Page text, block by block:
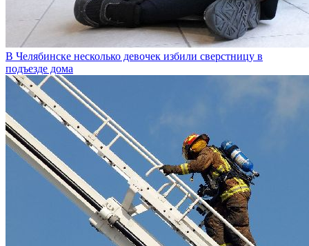
В Челябинске несколько девочек избили сверстницу в
подъезде дома